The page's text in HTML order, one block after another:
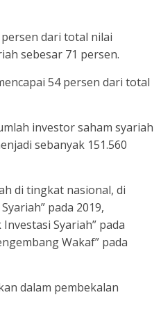
dari total nilai
sebesar 71 persen.
54 persen dari total
investor saham syariah
sebanyak 151.560
di tingkat nasional, di
pada 2019,
Syariah” pada
Wakaf” pada
dalam pembekalan